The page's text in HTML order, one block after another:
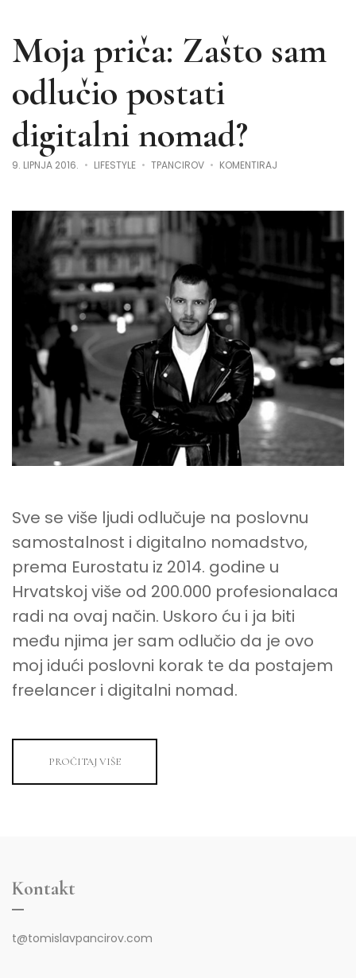
Moja priča: Zašto sam
odlučio postati
digitalni nomad?
9. LIPNJA 2016. LIFESTYLE TPANCIROV KOMENTIRAJ
SAM
Sve se više ljudi odlučuje na poslovnu
samostalnost i digitalno nomadstvo,
prema Eurostatu iz 2014. godine u
Hrvatskoj više od 200.000 profesionalaca
radi na ovaj način. Uskoro ću i ja biti
među njima jer sam odlučio da je ovo
moj idući poslovni korak te da postajem
freelancer i digitalni nomad.
PROČITAJ VIŠE
Kontakt
t@tomislavpancirov.com